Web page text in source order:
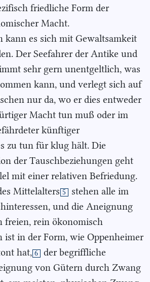
friedliche Form der
Macht.
kann es sich mit Gewaltsamkeit
Der Seefahrer der Antike und
sehr gern unentgeltlich, was
kann, und verlegt sich auf
nur da, wo er dies entweder
Macht tun muß oder im
künftiger
zu tun für klug hält. Die
der Tauschbeziehungen geht
mit einer relativen Befriedung.
Mittelalters 5
stehen alle im
und die Aneignung
freien, rein ökonomisch
ist in der Form, wie Oppenheimer
hat, 6
der begriffliche
von Gütern durch Zwang